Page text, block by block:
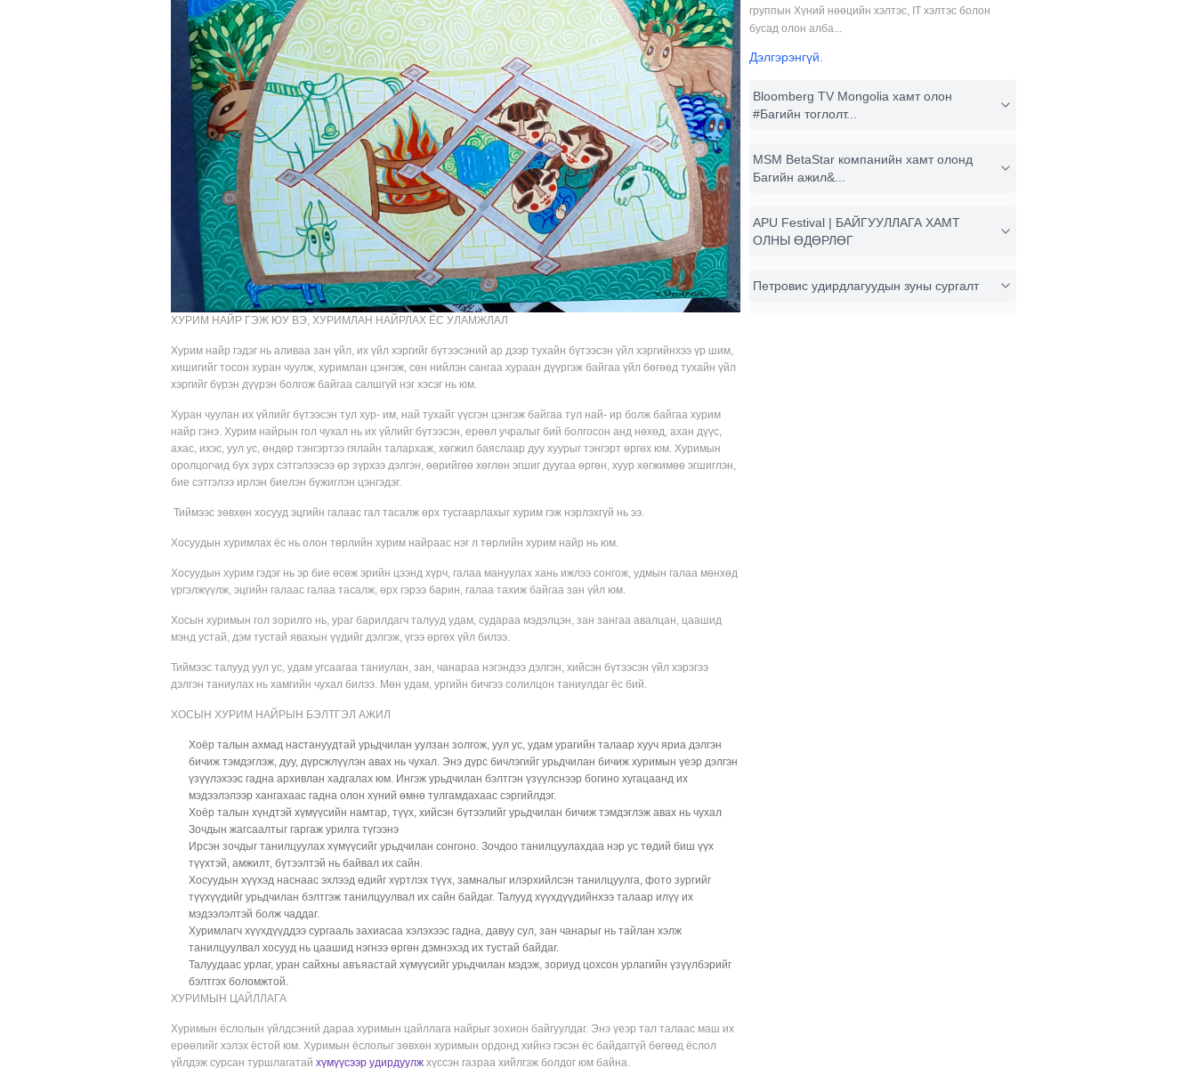
ХУРИМ НАЙР ГЭЖ ЮУ ВЭ, ХУРИМЛАН НАЙРЛАХ ЁС УЛАМЖЛАЛ
Хурим найр гэдэг нь аливаа зан үйл, их үйл хэргийг бүтээсэний ар дээр тухайн бүтээсэн үйл хэргийнхээ үр шим,
хишигийг тосон хуран чуулж, хуримлан цэнгэж, сөн нийлэн сангаа хураан дүүргэж байгаа үйл бөгөөд тухайн үйл
хэргийг бүрэн дүүрэн болгож байгаа салшгүй нэг хэсэг нь юм.
Хуран чуулан их үйлийг бүтээсэн тул хур- им, най тухайг үүсгэн цэнгэж байгаа тул най- ир болж байгаа хурим
найр гэнэ. Хурим найрын гол чухал нь их үйлийг бүтээсэн, ерөөл учралыг бий болгосон анд нөхөд, ахан дүүс,
ахас, ихэс, уул ус, өндөр тэнгэртээ гялайн талархаж, хөгжил баяслаар дуу хуурыг тэнгэрт өргөх юм. Хуримын
оролцогчид бүх зүрх сэтгэлээсээ өр зүрхээ дэлгэн, өөрийгөө хөглөн эгшиг дуугаа өргөн, хуур хөгжимөө эгшиглэн,
бие сэтгэлээ ирлэн биелэн бүжиглэн цэнгэдэг.
Тиймээс зөвхөн хосууд эцгийн галаас гал тасалж өрх тусгаарлахыг хурим гэж нэрлэхгүй нь ээ.
Хосуудын хуримлах ёс нь олон төрлийн хурим найраас нэг л төрлийн хурим найр нь юм.
Хосуудын хурим гэдэг нь эр бие өсөж эрийн цээнд хүрч, галаа мануулах хань ижлээ сонгож, удмын галаа мөнхөд
үргэлжүүлж, эцгийн галаас галаа тасалж, өрх гэрээ барин, галаа тахиж байгаа зан үйл юм.
Хосын хуримын гол зорилго нь, ураг барилдагч талууд удам, судараа мэдэлцэн, зан зангаа авалцан, цаашид
мэнд устай, дэм тустай явахын үүдийг дэлгэж, үгээ өргөх үйл билээ.
Тиймээс талууд уул ус, удам угсаагаа таниулан, зан, чанараа нэгэндээ дэлгэн, хийсэн бүтээсэн үйл хэрэгээ
дэлгэн таниулах нь хамгийн чухал билээ. Мөн удам, ургийн бичгээ солилцон таниулдаг ёс бий.
ХОСЫН ХУРИМ НАЙРЫН БЭЛТГЭЛ АЖИЛ
Хоёр талын ахмад настануудтай урьдчилан уулзан золгож, уул ус, удам урагийн талаар хууч яриа дэлгэн
бичиж тэмдэглэж, дуу, дүрсжлүүлэн авах нь чухал. Энэ дүрс бичлэгийг урьдчилан бичиж хуримын үеэр дэлгэн
үзүүлэхээс гадна архивлан хадгалах юм. Ингэж урьдчилан бэлтгэн үзүүлснээр богино хугацаанд их
мэдээлэлээр хангахаас гадна олон хүний өмнө тулгамдахаас сэргийлдэг.
Хоёр талын хүндтэй хүмүүсийн намтар, түүх, хийсэн бүтээлийг урьдчилан бичиж тэмдэглэж авах нь чухал
Зочдын жагсаалтыг гаргаж урилга түгээнэ
Ирсэн зочдыг танилцуулах хүмүүсийг урьдчилан сонгоно. Зочдоо танилцуулахдаа нэр ус төдий биш үүх
түүхтэй, амжилт, бүтээлтэй нь байвал их сайн.
Хосуудын хүүхэд наснаас эхлээд өдийг хүртлэх түүх, замналыг илэрхийлсэн танилцуулга, фото зургийг
түүхүүдийг урьдчилан бэлтгэж танилцуулвал их сайн байдаг. Талууд хүүхдүүдийнхээ талаар илүү их
мэдээлэлтэй болж чаддаг.
Хуримлагч хүүхдүүддээ сургааль захиасаа хэлэхээс гадна, давуу сул, зан чанарыг нь тайлан хэлж
танилцуулвал хосууд нь цаашид нэгнээ өргөн дэмнэхэд их тустай байдаг.
Талуудаас урлаг, уран сайхны авъяастай хүмүүсийг урьдчилан мэдэж, зориуд цохсон урлагийн үзүүлбэрийг
бэлтгэх боломжтой.
ХУРИМЫН ЦАЙЛЛАГА
Хуримын ёслолын үйлдсэний дараа хуримын цайллага найрыг зохион байгуулдаг. Энэ үеэр тал талаас маш их
ерөөлийг хэлэх ёстой юм. Хуримын ёслолыг зөвхөн хуримын ордонд хийнэ гэсэн ёс байдаггүй бөгөөд ёслол
үйлдэж сурсан туршлагатай хүмүүсээр удирдуулж хүссэн газраа хийлгэж болдог юм байна.
группын Хүний нөөцийн хэлтэс, IT хэлтэс болон
бусад олон алба...
Дэлгэрэнгүй.
Bloomberg TV Mongolia хамт олон
#Багийн тоглолт...
MSM BetaStar компанийн хамт олонд
Багийн ажил&...
APU Festival | БАЙГУУЛЛАГА ХАМТ
ОЛНЫ ӨДӨРЛӨГ
Петровис удирдлагуудын зуны сургалт